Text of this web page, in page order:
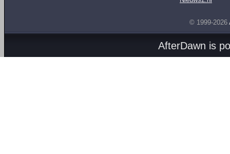
© 1999-2026
AfterDawn is